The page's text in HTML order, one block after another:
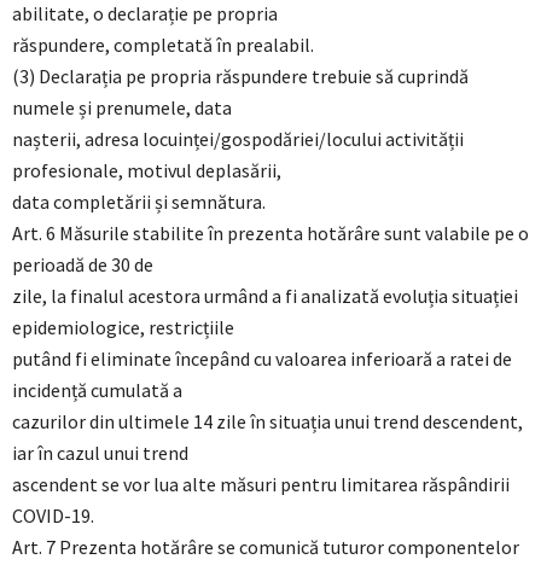
abilitate, o declarație pe propria
răspundere, completată în prealabil.
(3) Declarația pe propria răspundere trebuie să cuprindă
numele și prenumele, data
nașterii, adresa locuinței/gospodăriei/locului activității
profesionale, motivul deplasării,
data completării și semnătura.
Art. 6 Măsurile stabilite în prezenta hotărâre sunt valabile pe o
perioadă de 30 de
zile, la finalul acestora urmând a fi analizată evoluția situației
epidemiologice, restricțiile
putând fi eliminate începând cu valoarea inferioară a ratei de
incidență cumulată a
cazurilor din ultimele 14 zile în situația unui trend descendent,
iar în cazul unui trend
ascendent se vor lua alte măsuri pentru limitarea răspândirii
COVID-19.
Art. 7 Prezenta hotărâre se comunică tuturor componentelor